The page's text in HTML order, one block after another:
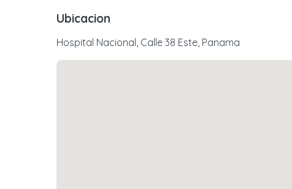
Ubicacion
Hospital Nacional, Calle 38 Este, Panama